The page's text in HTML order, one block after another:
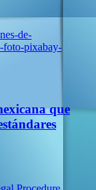
que